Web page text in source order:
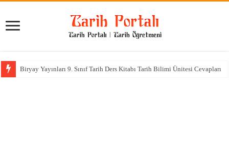
Biryay Yayınları 9. Sınıf Tarih Ders Kitabı Tarih Bilimi Ünitesi Cevapları